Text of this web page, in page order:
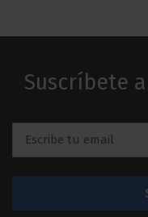
Suscríbete
Email